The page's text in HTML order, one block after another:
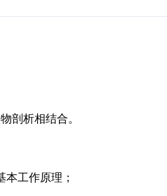
剖析相结合。
工作原理；